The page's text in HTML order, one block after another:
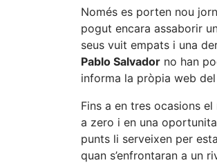
Només es porten nou
pogut encara assaborir
seus vuit empats i una
Pablo Salvador no han
informa la pròpia web del
Fins a en tres ocasions
a zero i en una
punts li serveixen per
quan s’enfrontaran a un